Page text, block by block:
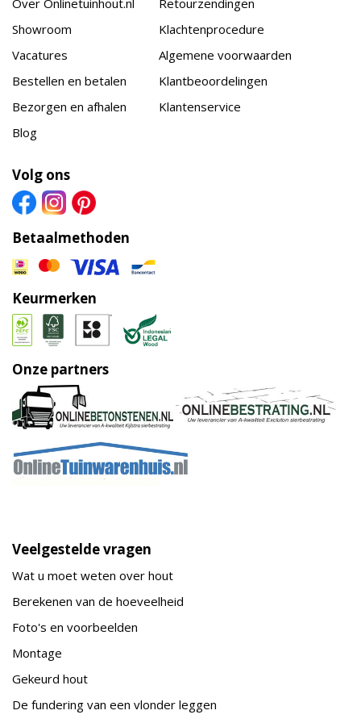
Over Onlinetuinhout.nl
Showroom
Vacatures
Bestellen en betalen
Bezorgen en afhalen
Blog
Retourzendingen
Klachtenprocedure
Algemene voorwaarden
Klantbeoordelingen
Klantenservice
Volg ons
Betaalmethoden
Keurmerken
Onze partners
Veelgestelde vragen
Wat u moet weten over hout
Berekenen van de hoeveelheid
Foto's en voorbeelden
Montage
Gekeurd hout
De fundering van een vlonder leggen